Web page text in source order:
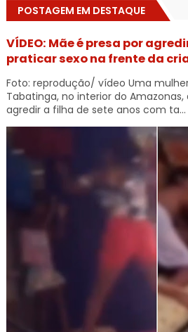
POSTAGEM EM DESTAQUE
VÍDEO: Mãe é presa por
praticar sexo na frente da
Foto: reprodução/ vídeo Uma
Tabatinga, no interior do
agredir a filha de sete anos com ta...